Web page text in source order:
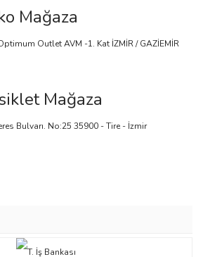
Mağaza
Outlet AVM -1. Kat İZMİR / GAZİEMİR
Mağaza
Bulvarı. No:25 35900 - Tire - İzmir